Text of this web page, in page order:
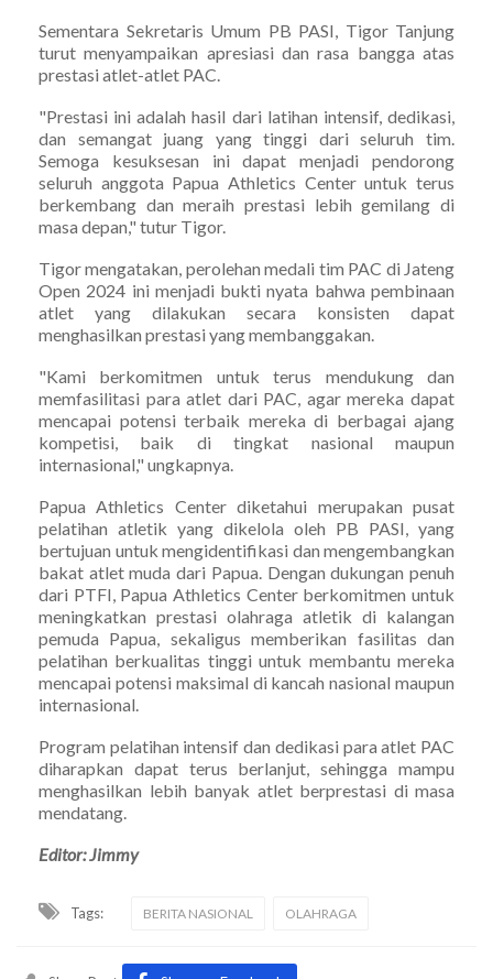
Sementara Sekretaris Umum PB PASI, Tigor Tanjung
turut menyampaikan apresiasi dan rasa bangga atas
prestasi atlet-atlet PAC.
"Prestasi ini adalah hasil dari latihan intensif, dedikasi,
dan semangat juang yang tinggi dari seluruh tim.
Semoga kesuksesan ini dapat menjadi pendorong
seluruh anggota Papua Athletics Center untuk terus
berkembang dan meraih prestasi lebih gemilang di
masa depan," tutur Tigor.
Tigor mengatakan, perolehan medali tim PAC di Jateng
Open 2024 ini menjadi bukti nyata bahwa pembinaan
atlet yang dilakukan secara konsisten dapat
menghasilkan prestasi yang membanggakan.
"Kami berkomitmen untuk terus mendukung dan
memfasilitasi para atlet dari PAC, agar mereka dapat
mencapai potensi terbaik mereka di berbagai ajang
kompetisi, baik di tingkat nasional maupun
internasional," ungkapnya.
Papua Athletics Center diketahui merupakan pusat
pelatihan atletik yang dikelola oleh PB PASI, yang
bertujuan untuk mengidentifikasi dan mengembangkan
bakat atlet muda dari Papua. Dengan dukungan penuh
dari PTFI, Papua Athletics Center berkomitmen untuk
meningkatkan prestasi olahraga atletik di kalangan
pemuda Papua, sekaligus memberikan fasilitas dan
pelatihan berkualitas tinggi untuk membantu mereka
mencapai potensi maksimal di kancah nasional maupun
internasional.
Program pelatihan intensif dan dedikasi para atlet PAC
diharapkan dapat terus berlanjut, sehingga mampu
menghasilkan lebih banyak atlet berprestasi di masa
mendatang.
Editor: Jimmy
Tags: BERITA NASIONAL OLAHRAGA